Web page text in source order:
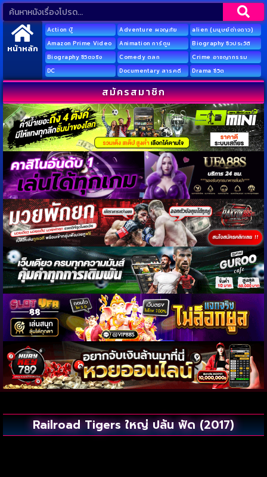
หน้าหลัก
Action บู๊ Adventure ผจญภัย
alien (มนุษย์ต่างดาว)
Amazon Prime Video
Animation การ์ตูน
Biography ชีวประวัติ
Biography ชีวิตจริง
Comedy ตลก
Crime อาชญากรรม
DC
Documentary สารคดี Drama ชีวิต
สมัครสมาชิก
Railroad Tigers ใหญ่ ปล้น ฟัด (2017)